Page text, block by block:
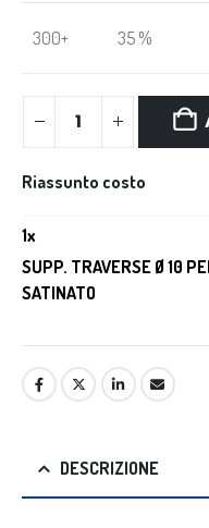
300+ 35 %
Riassunto costo
1x
SUPP. TRAVERSE Ø 10
SATINATO
DESCRIZIONE